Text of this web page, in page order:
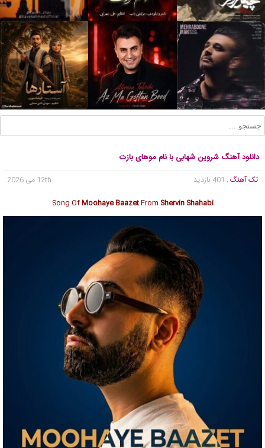
دانلود آهنگ شروین شهابی با نام موهای بازت
تک آهنگ , 401 بازدید
12th می 2026
Song OfMoohaye BaazetFrom Shervin Shahabi